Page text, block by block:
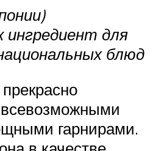
ингредиент для
блюд
всевозможными
гарнирами.